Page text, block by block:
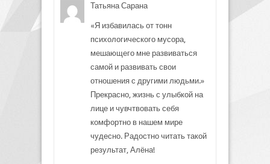
Татьяна Сарана
«Я избавилась от тонн
психологического мусора,
мешающего мне развиваться
самой и развивать свои
отношения с другими людьми.»
Прекрасно, жизнь с улыбкой на
лице и чувчтвовать себя
комфортно в нашем мире
чудесно. Радостно читать такой
результат, Алёна!